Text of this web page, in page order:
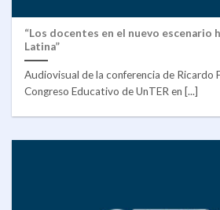
“Los docentes en el nuevo
Latina”
Audiovisual de la conferencia de Ricardo
Congreso Educativo de UnTER en [...]